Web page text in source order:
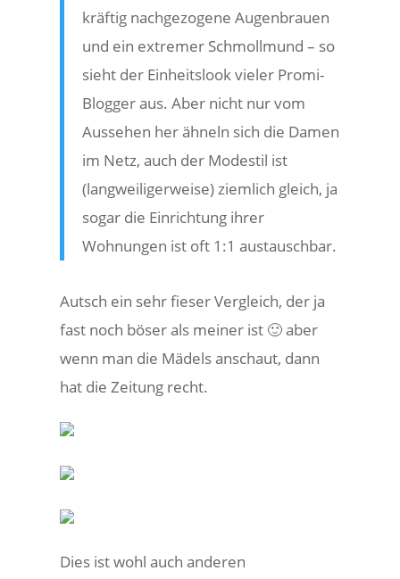
kräftig nachgezogene Augenbrauen
und ein extremer Schmollmund – so
sieht der Einheitslook vieler Promi-
Blogger aus. Aber nicht nur vom
Aussehen her ähneln sich die Damen
im Netz, auch der Modestil ist
(langweiligerweise) ziemlich gleich, ja
sogar die Einrichtung ihrer
Wohnungen ist oft 1:1 austauschbar.
Autsch ein sehr fieser Vergleich, der ja
fast noch böser als meiner ist 🙂 aber
wenn man die Mädels anschaut, dann
hat die Zeitung recht.
Dies ist wohl auch anderen